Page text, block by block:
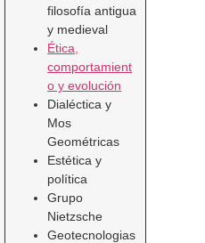
filosofía antigua
y medieval
Ética,
comportamient
o y evolución
Dialéctica y
Mos
Geométricas
Estética y
política
Grupo
Nietzsche
Geotecnologias